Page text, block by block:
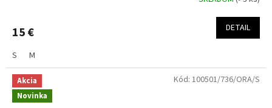
15 € DETAIL
S M
Akcia
Novinka
Kód: 100501/736/ORA/S